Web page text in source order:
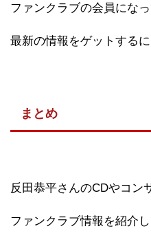
ファンクラブの会員にな
最新の情報をゲットするに
まとめ
反田恭平さんのCDやコン
ファンクラブ情報を紹介し